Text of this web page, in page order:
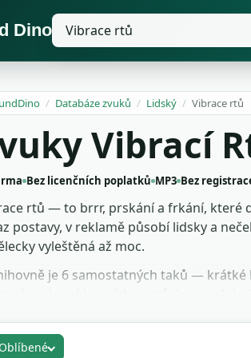
Dino
/ Databáze zvuků / Lidský / Vibrace rtů
Vibrací
Bez licenčních poplatků MP3 Bez
rtů — to brrr, prskání a frkání, které
postavy, v reklamě působí lidsky a
vyleštěná až moc.
je 6 samostatných taků —
Oblíbené